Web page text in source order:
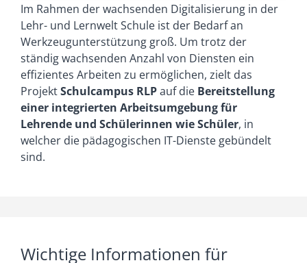
Im Rahmen der wachsenden Digitalisierung in der
Lehr- und Lernwelt Schule ist der Bedarf an
Werkzeugunterstützung groß. Um trotz der
ständig wachsenden Anzahl von Diensten ein
effizientes Arbeiten zu ermöglichen, zielt das
ProjektSchulcampus RLPauf die Bereitstellung
einer integrierten Arbeitsumgebung für
Lehrende und Schülerinnen wie Schüler, in
welcher die pädagogischen IT-Dienste gebündelt
sind.
Wichtige Informationen für